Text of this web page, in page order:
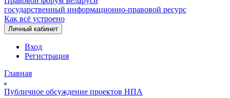
государственный информационно-правовой ресурс
Как всё устроено
Личный кабинет
Вход
Регистрация
Главная
Публичное обсуждение проектов НПА